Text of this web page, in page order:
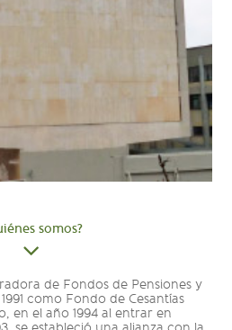
somos?
de Fondos de Pensiones y
como Fondo de Cesantías
en el año 1994 al entrar en